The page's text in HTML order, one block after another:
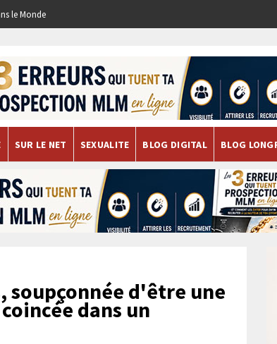
le Monde
SUR LE NET SEXUALITE BLOG DIGITAL BLOG
soupçonnée d'être une
dans un